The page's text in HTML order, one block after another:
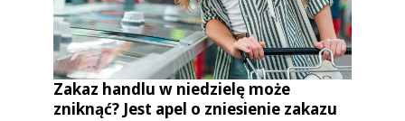
Zakaz handlu w niedzielę może
zniknąć? Jest apel o zniesienie zakazu